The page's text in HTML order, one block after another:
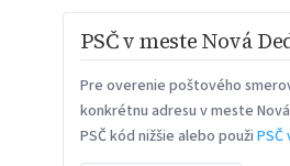
PSČ v meste Nová
Pre overenie poštového
konkrétnu adresu v meste
PSČ kód nižšie alebo použi PSČ